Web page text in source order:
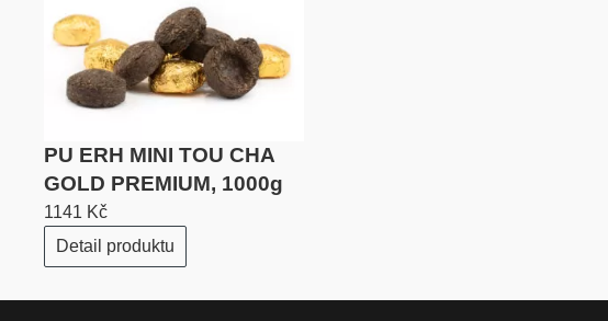
PU ERH MINI TOU CHA
GOLD PREMIUM, 1000g
1141 Kč
Detail produktu